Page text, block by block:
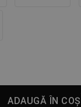
ADAUGĂ ÎN COȘ